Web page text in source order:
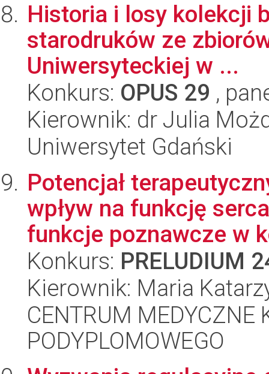
Historia i losy kolekcji
starodruków ze
Uniwersyteckiej w ...
Konkurs: OPUS 29 ,
Kierownik: dr Julia
Uniwersytet Gdański
Potencjał
wpływ na funkcję
funkcje poznawcze w
Konkurs: PRELUDIUM
Kierownik: Maria
CENTRUM MEDYCZNE
PODYPLOMOWEGO